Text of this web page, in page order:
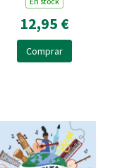
12,95 €
Comprar